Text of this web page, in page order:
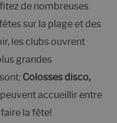
de nombreuses
sur la plage et des
les clubs ouvrent
grandes
Colosses disco,
peuvent accueillir entre
la fête!